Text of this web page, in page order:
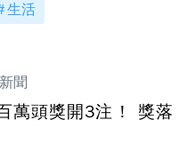
生活
聞
萬頭獎開3注！ 獎落